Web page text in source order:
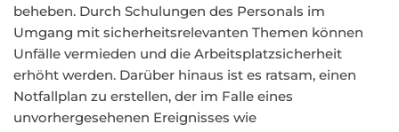
beheben. Durch Schulungen des Personals im
Umgang mit sicherheitsrelevanten Themen können
Unfälle vermieden und die Arbeitsplatzsicherheit
erhöht werden. Darüber hinaus ist es ratsam, einen
Notfallplan zu erstellen, der im Falle eines
unvorhergesehenen Ereignisses wie